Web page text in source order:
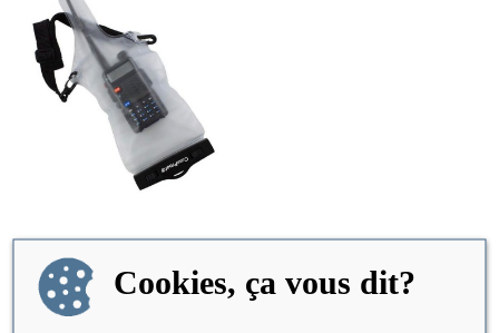
Housse VHF étanche
Cookies, ça vous dit?